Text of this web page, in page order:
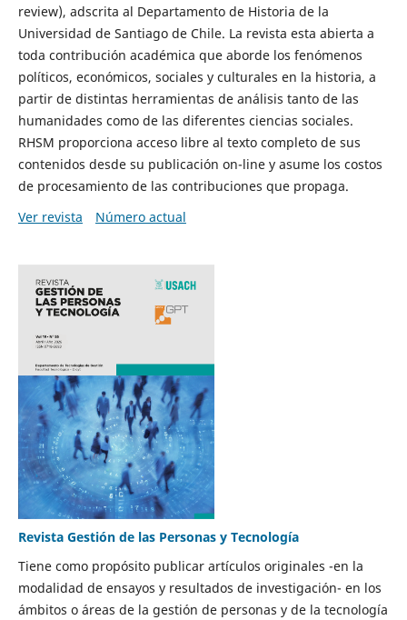
review), adscrita al Departamento de Historia de la
Universidad de Santiago de Chile. La revista esta abierta a
toda contribución académica que aborde los fenómenos
políticos, económicos, sociales y culturales en la historia, a
partir de distintas herramientas de análisis tanto de las
humanidades como de las diferentes ciencias sociales.
RHSM proporciona acceso libre al texto completo de sus
contenidos desde su publicación on-line y asume los costos
de procesamiento de las contribuciones que propaga.
Ver revista
Número actual
Revista Gestión de las Personas y Tecnología
Tiene como propósito publicar artículos originales -en la
modalidad de ensayos y resultados de investigación- en los
ámbitos o áreas de la gestión de personas y de la tecnología